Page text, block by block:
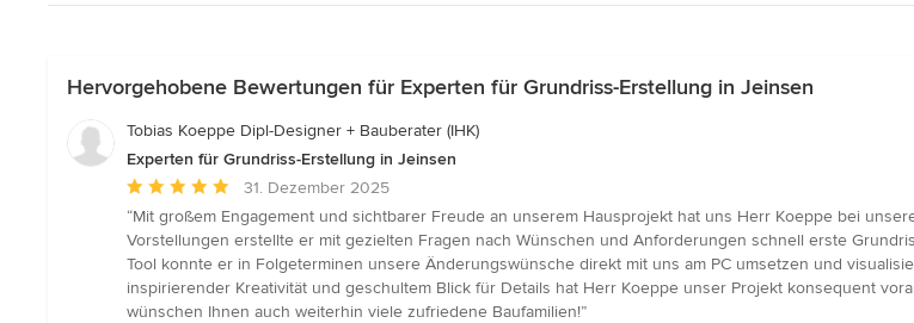
Hervorgehobene Bewertungen für Experten für Grundriss-Erstellung in Jeinsen
Tobias Koeppe Dipl-Designer + Bauberater (IHK)
Experten für Grundriss-Erstellung in Jeinsen
Durchschnittliche
Bewertung:
5
von
5
Sternen
31. Dezember 2025
“Mit großem Engagement und sichtbarer Freude an unserem Hausprojekt hat uns Herr Koeppe bei
Vorstellungen erstellte er mit gezielten Fragen nach Wünschen und Anforderungen schnell erste
Tool konnte er in Folgeterminen unsere Änderungswünsche direkt mit uns am PC umsetzen und
inspirierender Kreativität und geschultem Blick für Details hat Herr Koeppe unser Projekt konsequent
wünschen Ihnen auch weiterhin viele zufriedene Baufamilien!”